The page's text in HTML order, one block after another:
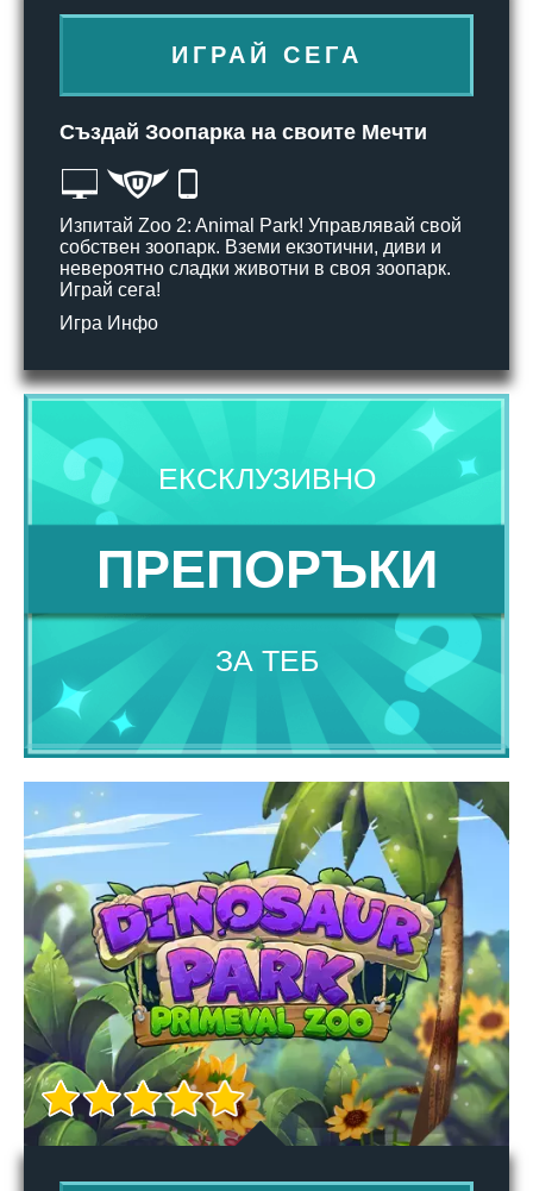
ИГРАЙ СЕГА
Създай Зоопарка на своите Мечти
Изпитай Zoo 2: Animal Park! Управлявай свой
собствен зоопарк. Вземи екзотични, диви и
невероятно сладки животни в своя зоопарк.
Играй сега!
Игра Инфо
ЕКСКЛУЗИВНО
ПРЕПОРЪКИ
ЗА ТЕБ